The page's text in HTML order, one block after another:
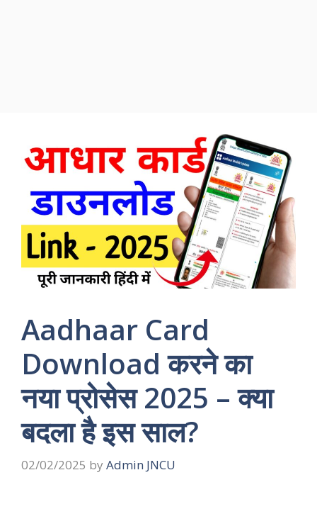
Aadhaar Card
Download करने का
नया प्रोसेस 2025 – क्या
बदला है इस साल?
02/02/2025 by Admin JNCU